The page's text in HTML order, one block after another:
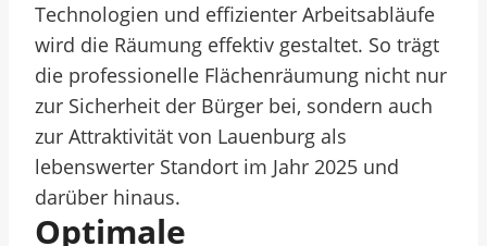
Technologien und effizienter Arbeitsabläufe
wird die Räumung effektiv gestaltet. So trägt
die professionelle Flächenräumung nicht nur
zur Sicherheit der Bürger bei, sondern auch
zur Attraktivität von Lauenburg als
lebenswerter Standort im Jahr 2025 und
darüber hinaus.
Optimale